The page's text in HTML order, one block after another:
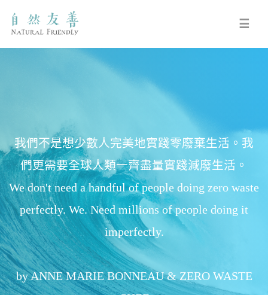
☰
我們不是想少數人完美地實踐零廢棄生活。我
們更需要全球人類一齊盡量實踐減廢生活。
We don't need a handful of people doing zero waste
perfectly. We. Need millions of people doing it
imperfectly.
by ANNE MARIE BONNEAU & ZERO WASTE